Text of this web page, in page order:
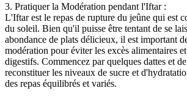
3. Pratiquer la Modération pendant l'Iftar :
L'Iftar est le repas de rupture du jeûne qui est
du soleil. Bien qu'il puisse être tentant de se
abondance de plats délicieux, il est important
modération pour éviter les excès alimentaires
digestifs. Commencez par quelques dattes et
reconstituer les niveaux de sucre et
des repas équilibrés et variés.